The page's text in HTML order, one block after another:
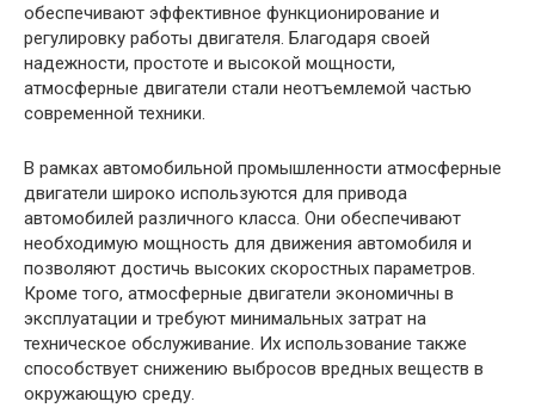
обеспечивают эффективное функционирование и
регулировку работы двигателя. Благодаря своей
надежности, простоте и высокой мощности,
атмосферные двигатели стали неотъемлемой частью
современной техники.
В рамках автомобильной промышленности атмосферные
двигатели широко используются для привода
автомобилей различного класса. Они обеспечивают
необходимую мощность для движения автомобиля и
позволяют достичь высоких скоростных параметров.
Кроме того, атмосферные двигатели экономичны в
эксплуатации и требуют минимальных затрат на
техническое обслуживание. Их использование также
способствует снижению выбросов вредных веществ в
окружающую среду.